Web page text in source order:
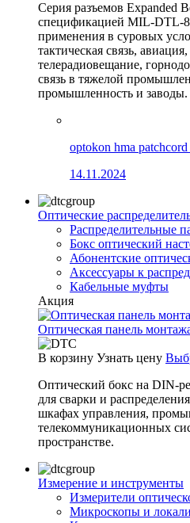
Серия разъемов Expanded
спецификацией MIL-DTL-
применения в суровых
тактическая связь,
телерадиовещание,
связь в тяжелой
промышленность и заводы.
optokon hma
14.11.2024
Оптические
Распределительные
Бокс оптический
Абонентские
Аксессуары к
Кабельные муфты
Акция
Оптическая панель
В корзину Узнать цену
Оптический бокс на DIN-
для сварки и
шкафах управления,
телекоммуникационных
пространстве.
Измерение и инструменты
Измерители
Микроскопы и